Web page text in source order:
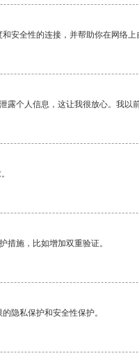
安全性的连接，并帮助你在网络上
露个人信息，这让我很放心。我
措施，比如增加双重验证。
隐私保护和安全性保护。